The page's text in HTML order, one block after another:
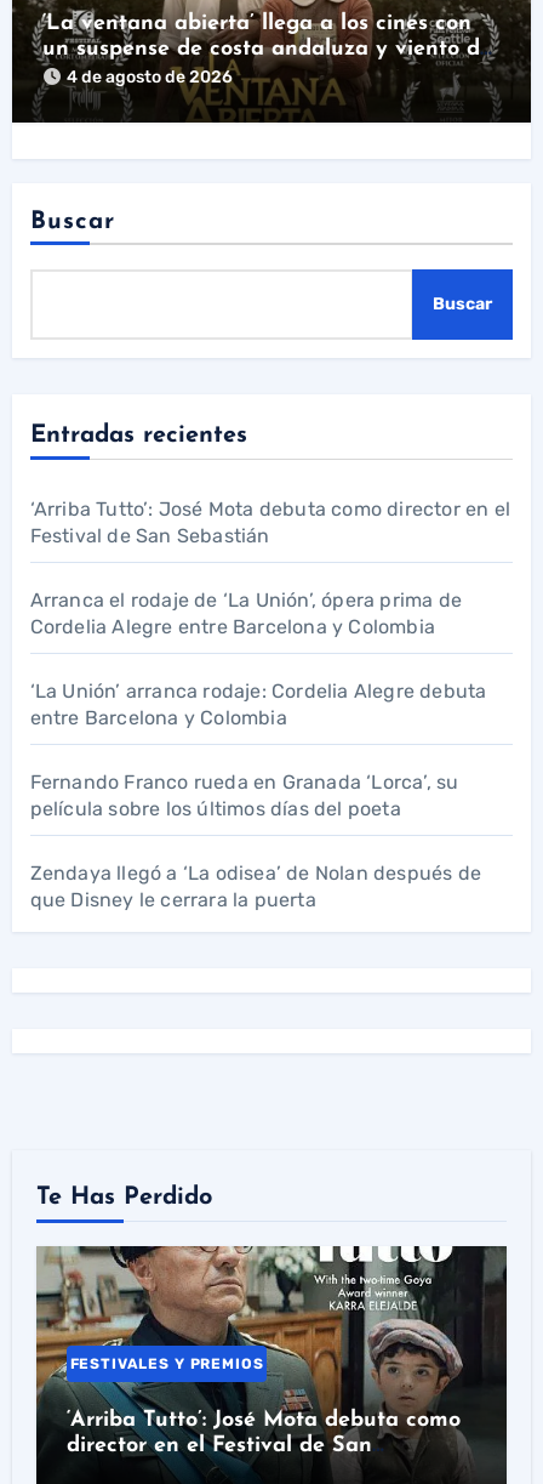
‘La ventana abierta’ llega a los cines con
un suspense de costa andaluza y viento de
levante
4 de agosto de 2026
Buscar
Buscar
Entradas recientes
‘Arriba Tutto’: José Mota debuta como director en el
Festival de San Sebastián
Arranca el rodaje de ‘La Unión’, ópera prima de
Cordelia Alegre entre Barcelona y Colombia
‘La Unión’ arranca rodaje: Cordelia Alegre debuta
entre Barcelona y Colombia
Fernando Franco rueda en Granada ‘Lorca’, su
película sobre los últimos días del poeta
Zendaya llegó a ‘La odisea’ de Nolan después de
que Disney le cerrara la puerta
Te Has Perdido
FESTIVALES Y PREMIOS
‘Arriba Tutto’: José Mota debuta como
director en el Festival de San
Sebastián